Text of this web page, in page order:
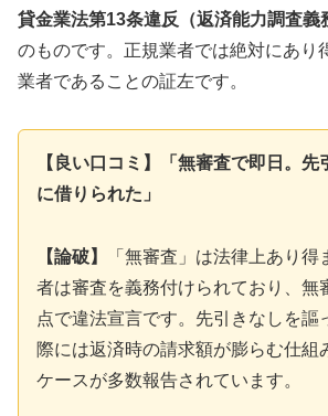
貸金業法第13条違反（返済能力調査義
のものです。正規業者では絶対にあり
業者であることの証左です。
【良い口コミ】「無審査で即日。先
に借りられた」
【論破】
「無審査」は法律上あり得
者は審査を義務付けられており、無
点で違法宣言です。先引きなしを謳
際には返済時の請求額が膨らむ仕組
ケースが多数報告されています。